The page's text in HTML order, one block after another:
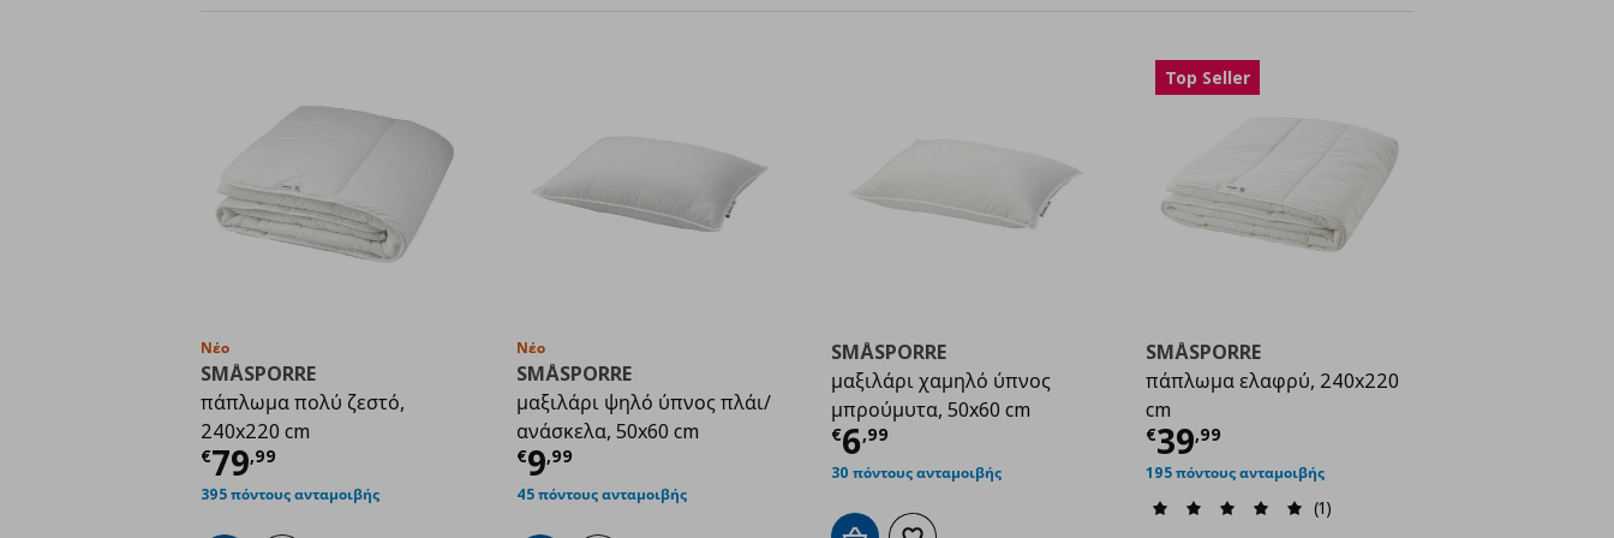
Νέο
SMÅSPORRE
πάπλωμα πολύ ζεστό,
240x220 cm
€79,99
Τρέχουσα τιμή € 79,99
395 πόντους ανταμοιβής
Νέο
SMÅSPORRE
μαξιλάρι ψηλό ύπνος πλάι/
ανάσκελα, 50x60 cm
€9,99
Τρέχουσα τιμή € 9,99
45 πόντους ανταμοιβής
SMÅSPORRE
μαξιλάρι χαμηλό ύπνος
μπρούμυτα, 50x60 cm
€6,99
Τρέχουσα τιμή € 6,99
30 πόντους ανταμοιβής
Top Seller
SMÅSPORRE
πάπλωμα ελαφρύ, 240x220
cm
€39,99
Τρέχουσα τιμή
195 πόντους ανταμοιβής
(1)